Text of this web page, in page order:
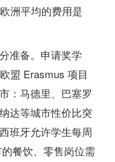
洲平均的费用是
准备。申请奖学
盟 Erasmus 项目
：马德里、巴塞罗
达等城市性价比突
班牙允许学生每周
餐饮、零售岗位需